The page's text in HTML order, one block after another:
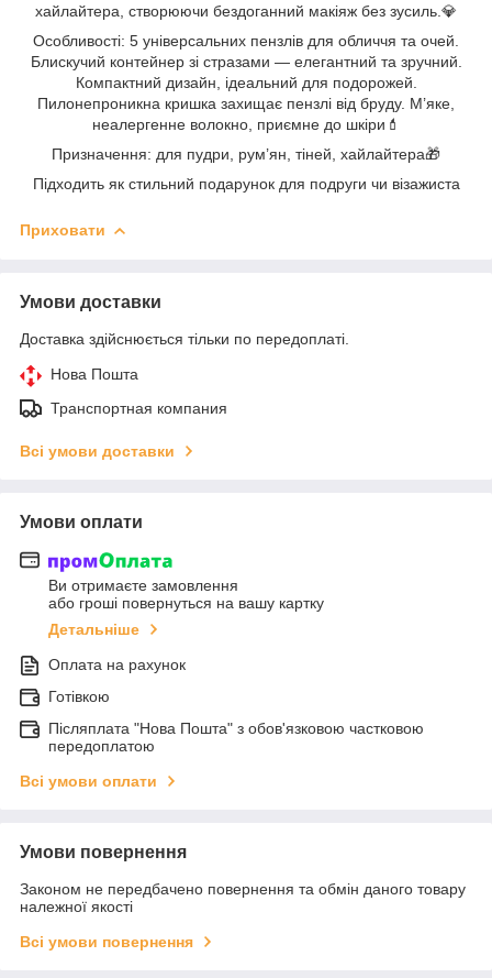
хайлайтера, створюючи бездоганний макіяж без зусиль.💎
Особливості: 5 універсальних пензлів для обличчя та очей.
Блискучий контейнер зі стразами — елегантний та зручний.
Компактний дизайн, ідеальний для подорожей.
Пилонепроникна кришка захищає пензлі від бруду. М’яке,
неалергенне волокно, приємне до шкіри💄
Призначення: для пудри, рум’ян, тіней, хайлайтера🎁
Підходить як стильний подарунок для подруги чи візажиста
Приховати
Умови доставки
Доставка здійснюється тільки по передоплаті.
Нова Пошта
Транспортная компания
Всі умови доставки
Умови оплати
Ви отримаєте замовлення
або гроші повернуться на вашу картку
Детальніше
Оплата на рахунок
Готівкою
Післяплата "Нова Пошта" з обов'язковою частковою
передоплатою
Всі умови оплати
Умови повернення
Законом не передбачено повернення та обмін даного товару
належної якості
Всі умови повернення